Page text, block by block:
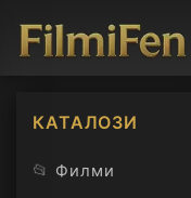
КАТАЛОЗИ
📂 Филми